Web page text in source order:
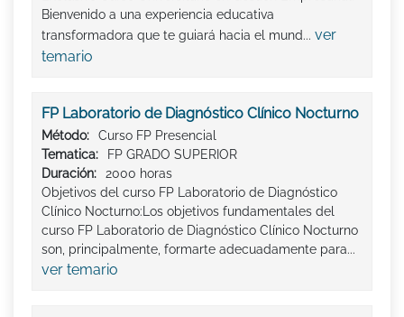
Bienvenido a una experiencia educativa
transformadora que te guiará hacia el mund... ver
temario
FP Laboratorio de Diagnóstico Clínico Nocturno
Método:
Curso FP Presencial
Tematica:
FP GRADO SUPERIOR
Duración:
2000 horas
Objetivos del curso FP Laboratorio de Diagnóstico
Clínico Nocturno:Los objetivos fundamentales del
curso FP Laboratorio de Diagnóstico Clínico Nocturno
son, principalmente, formarte adecuadamente para...
ver temario